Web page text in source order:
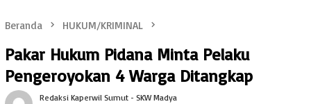
Beranda HUKUM/KRIMINAL
Pakar Hukum Pidana Minta Pelaku
Pengeroyokan 4 Warga Ditangkap
Redaksi Kaperwil Sumut - SKW Madya